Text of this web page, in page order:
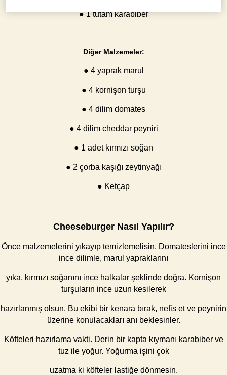
● 1 tutam karabiber
Diğer Malzemeler:
● 4 yaprak marul
● 4 kornişon turşu
● 4 dilim domates
● 4 dilim cheddar peyniri
● 1 adet kırmızı soğan
● 2 çorba kaşığı zeytinyağı
● Ketçap
Cheeseburger Nasıl Yapılır?
Önce malzemelerini yıkayıp temizlemelisin. Domateslerini ince
ince dilimle, marul yapraklarını
yıka, kırmızı soğanını ince halkalar şeklinde doğra. Kornişon
turşuların ince uzun kesilerek
hazırlanmış olsun. Bu ekibi bir kenara bırak, nefis et ve peynirin
üzerine konulacakları anı beklesinler.
Köfteleri hazırlama vakti. Derin bir kapta kıymanı karabiber ve
tuz ile yoğur. Yoğurma işini çok
uzatma ki köfteler lastiğe dönmesin.